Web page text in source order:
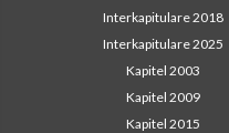
Interkapitulare 2018
Interkapitulare 2025
Kapitel 2003
Kapitel 2009
Kapitel 2015